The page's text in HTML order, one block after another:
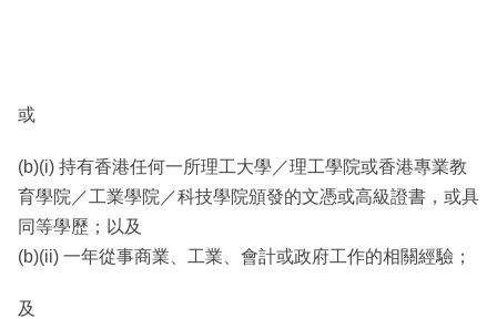
或
(b)(i) 持有香港任何一所理工大學／理工學院或香港專業教
育學院／工業學院／科技學院頒發的文憑或高級證書，或具
同等學歷；以及
(b)(ii) 一年從事商業、工業、會計或政府工作的相關經驗；
及